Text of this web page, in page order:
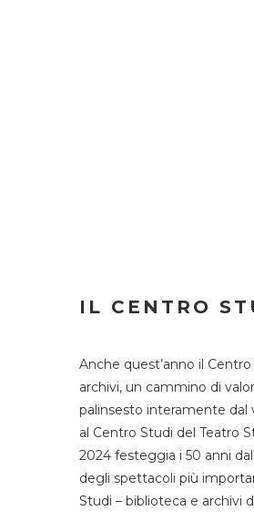
IL CENTRO
Anche quest’anno il
archivi, un cammino di
palinsesto interamente dal
al Centro Studi del Teatro
2024 festeggia i 50 anni
degli spettacoli più
Studi – biblioteca e archivi